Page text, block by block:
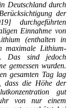
Deutschland durch
der
durchgeführten
Einnahme von
(enthalten in
maximale Lithium-
Das sind jedoch
gemessen wurden.
gesamten Tag lag
dass die Höhe der
gut
von nur einem